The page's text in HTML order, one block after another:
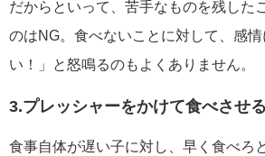
だからといって、苦手なものを残した
のはNG。食べないことに対して、感
い！」と怒鳴るのもよくありません。
3.プレッシャーをかけて食べさせる
食事自体が遅い子に対し、早く食べろ